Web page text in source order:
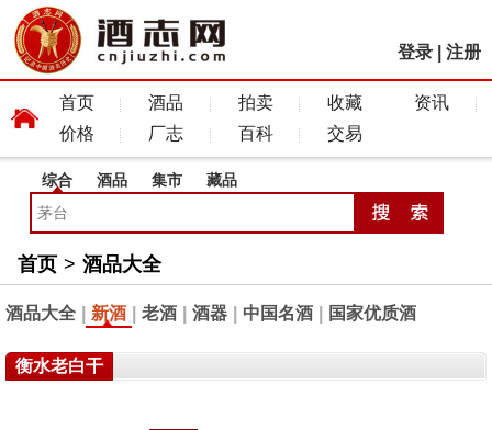
登录 注册
首页 酒品 拍卖 收藏
资讯
价格
厂志 百科 交易
综合 酒品 集市 藏品
首页 > 酒品大全
酒品大全 新酒 老酒 酒器 中国名酒 国家优质酒
衡水老白干